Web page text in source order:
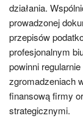
działania.
prowadzonej
przepisów
profesjonalnym
powinni
zgromadzeniach
finansową firmy
strategicznymi.